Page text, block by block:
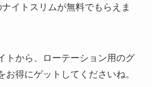
イトスリムが無料でもらえま
トから、ローテーション用のグ
お得にゲットしてくださいね。